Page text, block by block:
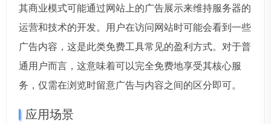
其商业模式可能通过网站上的广告展示来维持服务器的
运营和技术的开发。用户在访问网站时可能会看到一些
广告内容，这是此类免费工具常见的盈利方式。对于普
通用户而言，这意味着可以完全免费地享受其核心服
务，仅需在浏览时留意广告与内容之间的区分即可。
应用场景